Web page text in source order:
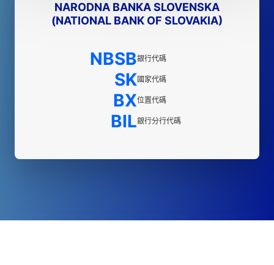
NARODNA BANKA SLOVENSKA
(NATIONAL BANK OF SLOVAKIA)
NBSB銀行代碼
SK國家代碼
BX位置代碼
BIL銀行分行代碼